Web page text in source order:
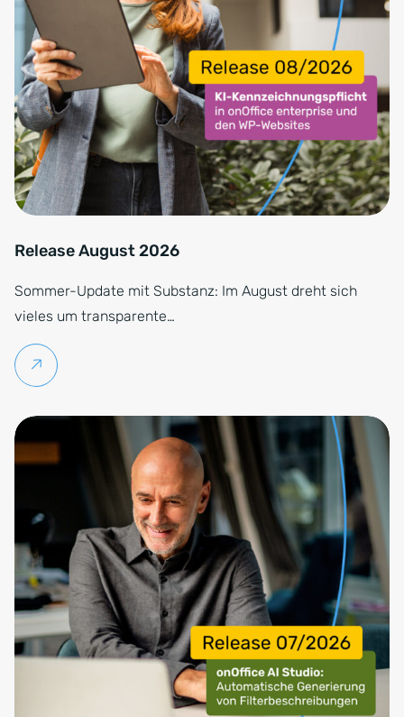
Release August 2026
Sommer-Update mit Substanz: Im August dreht sich
vieles um transparente…
Weiterlesen